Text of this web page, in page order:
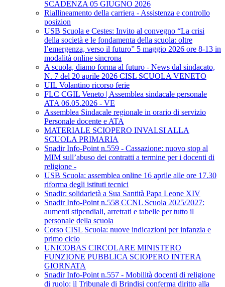
SCADENZA 05 GIUGNO 2026
Riallineamento della carriera - Assistenza e controllo
posizion
USB Scuola e Cestes: Invito al convegno “La crisi
della società e le fondamenta della scuola: oltre
l’emergenza, verso il futuro” 5 maggio 2026 ore 8-13 in
modalità online sincrona
A scuola, diamo forma al futuro - News dal sindacato,
N. 7 del 20 aprile 2026 CISL SCUOLA VENETO
UIL Volantino ricorso ferie
FLC CGIL Veneto | Assemblea sindacale personale
ATA 06.05.2026 - VE
Assemblea Sindacale regionale in orario di servizio
Personale docente e ATA
MATERIALE SCIOPERO INVALSI ALLA
SCUOLA PRIMARIA
Snadir Info-Point n.559 - Cassazione: nuovo stop al
MIM sull’abuso dei contratti a termine per i docenti di
religione -
USB Scuola: assemblea online 16 aprile alle ore 17.30
riforma degli istituti tecnici
Snadir: solidarietà a Sua Santità Papa Leone XIV
Snadir Info-Point n.558 CCNL Scuola 2025/2027:
aumenti stipendiali, arretrati e tabelle per tutto il
personale della scuola
Corso CISL Scuola: nuove indicazioni per infanzia e
primo ciclo
UNICOBAS CIRCOLARE MINISTERO
FUNZIONE PUBBLICA SCIOPERO INTERA
GIORNATA
Snadir Info-Point n.557 - Mobilità docenti di religione
di ruolo: il Tribunale di Brindisi conferma diritto alla